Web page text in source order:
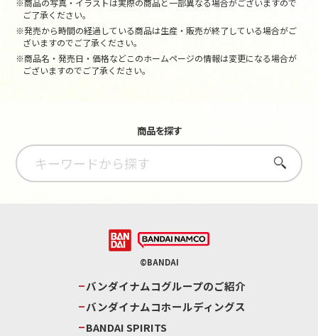
※商品の写真・イラストは実際の商品と一部異なる場合がございますので
ご了承ください。
※発売から時間の経過している商品は生産・販売が終了している場合がご
ざいますのでご了承ください。
※商品名・発売日・価格などこのホームページの情報は変更になる場合が
ございますのでご了承ください。
商品を探す
さがす
©BANDAI
バンダイナムコグループのご紹介
バンダイナムコホールディングス
BANDAI SPIRITS